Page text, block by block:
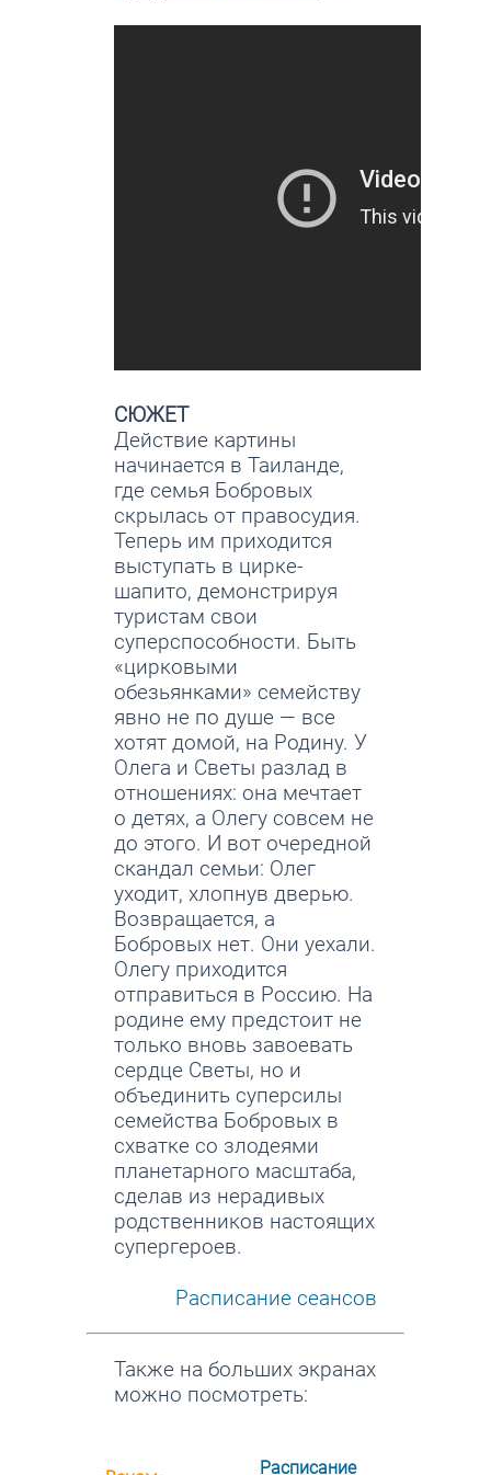
СЮЖЕТ
Действие картины
начинается в Таиланде,
где семья Бобровых
скрылась от правосудия.
Теперь им приходится
выступать в цирке-
шапито, демонстрируя
туристам свои
суперспособности. Быть
«цирковыми
обезьянками» семейству
явно не по душе — все
хотят домой, на Родину. У
Олега и Светы разлад в
отношениях: она мечтает
о детях, а Олегу совсем не
до этого. И вот очередной
скандал семьи: Олег
уходит, хлопнув дверью.
Возвращается, а
Бобровых нет. Они уехали.
Олегу приходится
отправиться в Россию. На
родине ему предстоит не
только вновь завоевать
сердце Светы, но и
объединить суперсилы
семейства Бобровых в
схватке со злодеями
планетарного масштаба,
сделав из нерадивых
родственников настоящих
супергероев.
Расписание сеансов
Также на больших экранах
можно посмотреть:
Расписание